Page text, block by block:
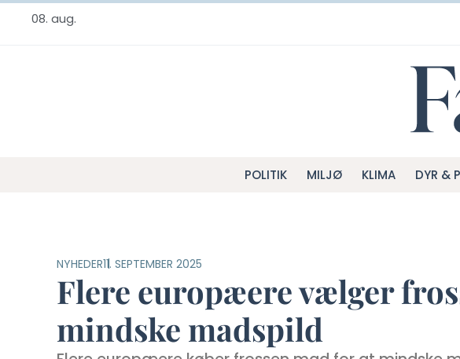
08. aug.
POLITIK MILJØ KLIMA DYR &
NYHEDER11. SEPTEMBER 2025
Flere europæere vælger
mindske madspild